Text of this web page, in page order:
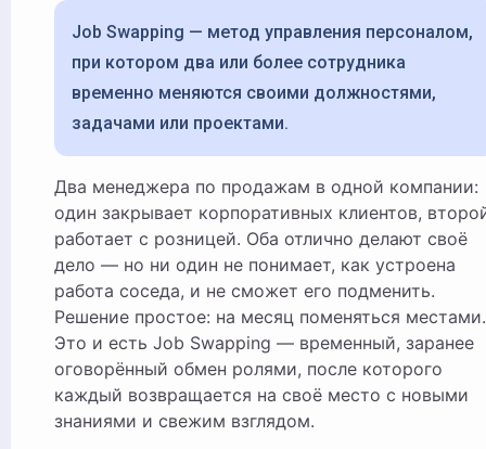
Job Swapping — метод управления персоналом,
при котором два или более сотрудника
временно меняются своими должностями,
задачами или проектами.
Два менеджера по продажам в одной компании:
один закрывает корпоративных клиентов,
работает с розницей. Оба отлично делают своё
дело — но ни один не понимает, как устроена
работа соседа, и не сможет его подменить.
Решение простое: на месяц поменяться местами.
Это и есть Job Swapping — временный, заранее
оговорённый обмен ролями, после которого
каждый возвращается на своё место с новыми
знаниями и свежим взглядом.